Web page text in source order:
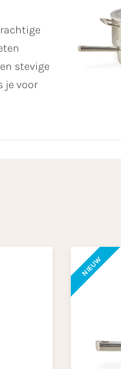
stevige
je voor
NIEUW